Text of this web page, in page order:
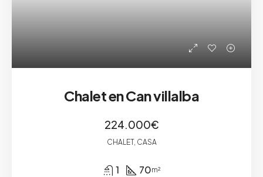
Chalet en Can villalba
224.000€
CHALET, CASA
1 70m²